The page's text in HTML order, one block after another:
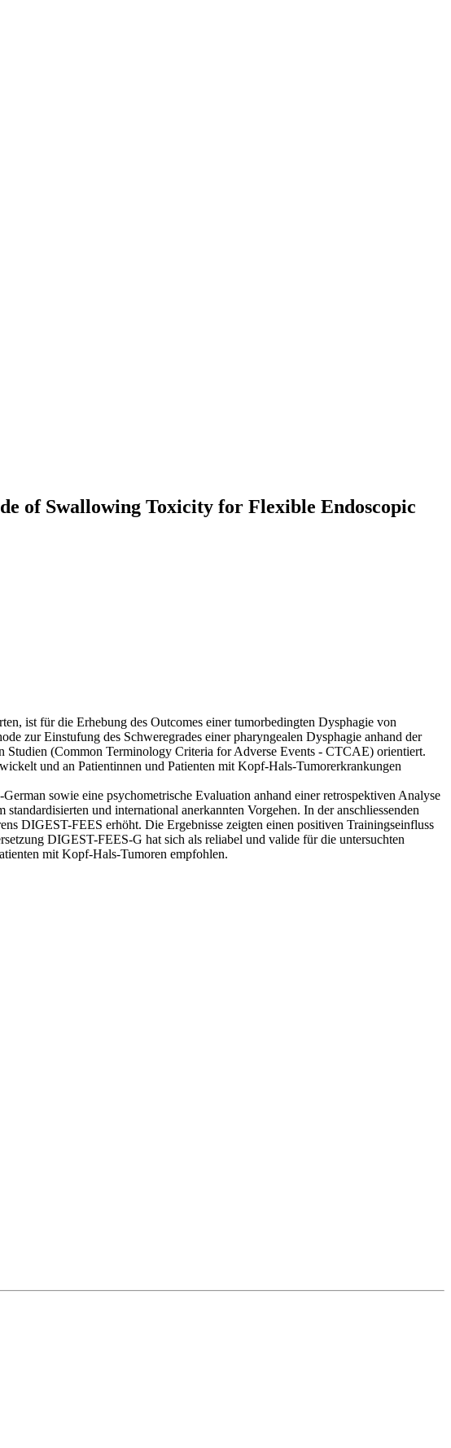
of Swallowing Toxicity for Flexible Endoscopic
ist für die Erhebung des Outcomes einer tumorbedingten Dysphagie von
zur Einstufung des Schweregrades einer pharyngealen Dysphagie anhand der
Studien (Common Terminology Criteria for Adverse Events - CTCAE) orientiert.
und an Patientinnen und Patienten mit Kopf-Hals-Tumorerkrankungen
sowie eine psychometrische Evaluation anhand einer retrospektiven Analyse
und international anerkannten Vorgehen. In der anschliessenden
DIGEST-FEES erhöht. Die Ergebnisse zeigten einen positiven Trainingseinfluss
DIGEST-FEES-G hat sich als reliabel und valide für die untersuchten
mit Kopf-Hals-Tumoren empfohlen.